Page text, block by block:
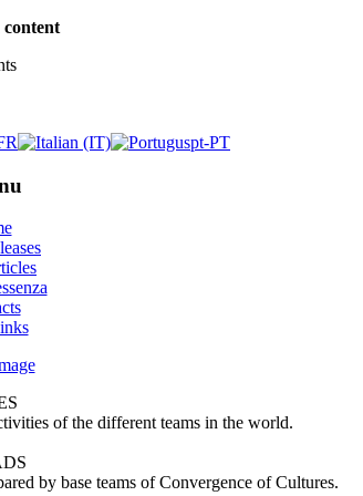
of the different teams in the world.
by base teams of Convergence of Cultures.